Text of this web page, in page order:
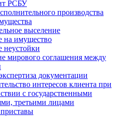
РСБУ
производства
выселение
на имущество
неустойки
мирового соглашения между
документации
интересов клиента при
с государственными
третьими лицами